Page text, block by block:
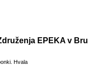
EPEKA v
Hvala